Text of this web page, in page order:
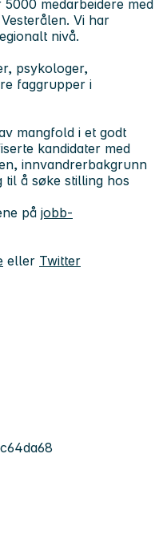
medarbeidere med
Vi har
nivå.
psykologer,
faggrupper i
mangfold i et godt
kandidater med
innvandrerbakgrunn
å søke stilling hos
på jobb-
eller Twitter